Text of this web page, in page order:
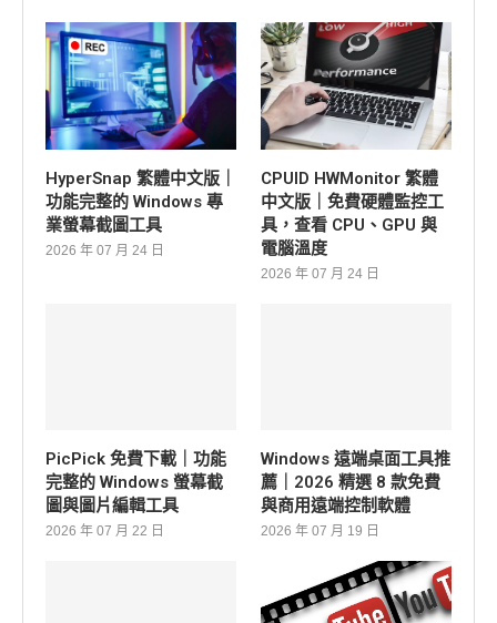
HyperSnap 繁體中文版｜
功能完整的 Windows 專
業螢幕截圖工具
2026 年 07 月 24 日
CPUID HWMonitor 繁體
中文版｜免費硬體監控工
具，查看 CPU、GPU 與
電腦溫度
2026 年 07 月 24 日
PicPick 免費下載｜功能
完整的 Windows 螢幕截
圖與圖片編輯工具
2026 年 07 月 22 日
Windows 遠端桌面工具推
薦｜2026 精選 8 款免費
與商用遠端控制軟體
2026 年 07 月 19 日